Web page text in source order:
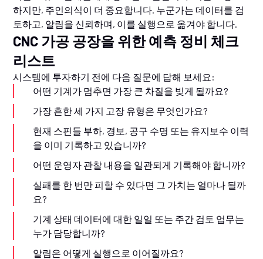
하지만, 주인의식이 더 중요합니다. 누군가는 데이터를 검
토하고, 알림을 신뢰하며, 이를 실행으로 옮겨야 합니다.
CNC 가공 공장을 위한 예측 정비 체크
리스트
시스템에 투자하기 전에 다음 질문에 답해 보세요:
어떤 기계가 멈추면 가장 큰 차질을 빚게 될까요?
가장 흔한 세 가지 고장 유형은 무엇인가요?
현재 스핀들 부하, 경보, 공구 수명 또는 유지보수 이력
을 이미 기록하고 있습니까?
어떤 운영자 관찰 내용을 일관되게 기록해야 합니까?
실패를 한 번만 피할 수 있다면 그 가치는 얼마나 될까
요?
기계 상태 데이터에 대한 일일 또는 주간 검토 업무는
누가 담당합니까?
알림은 어떻게 실행으로 이어질까요?